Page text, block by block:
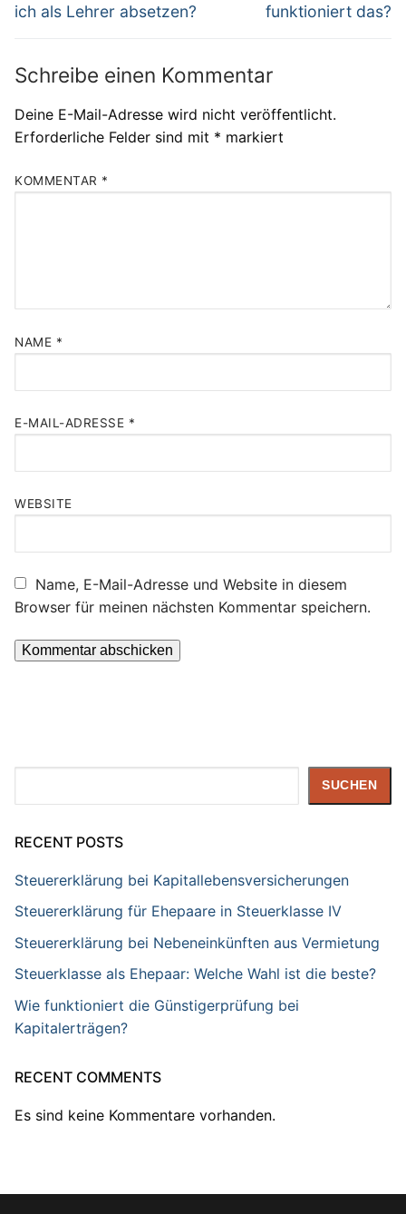
ich als Lehrer absetzen?
funktioniert das?
Schreibe einen Kommentar
Deine E-Mail-Adresse wird nicht veröffentlicht.
Erforderliche Felder sind mit * markiert
KOMMENTAR *
NAME *
E-MAIL-ADRESSE *
WEBSITE
Name, E-Mail-Adresse und Website in diesem
Browser für meinen nächsten Kommentar speichern.
SUCHEN
RECENT POSTS
Steuererklärung bei Kapitallebensversicherungen
Steuererklärung für Ehepaare in Steuerklasse IV
Steuererklärung bei Nebeneinkünften aus Vermietung
Steuerklasse als Ehepaar: Welche Wahl ist die beste?
Wie funktioniert die Günstigerprüfung bei
Kapitalerträgen?
RECENT COMMENTS
Es sind keine Kommentare vorhanden.